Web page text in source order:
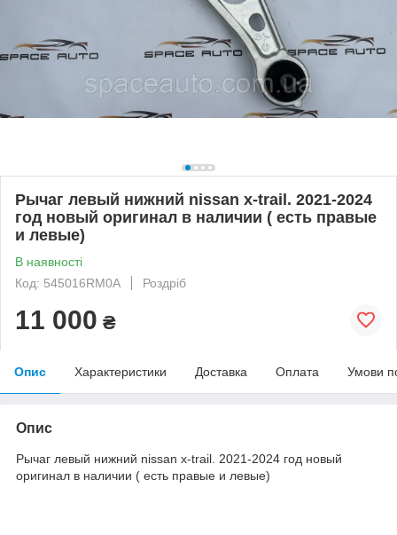
Рычаг левый нижний nissan x-trail. 2021-2024
год новый оригинал в наличии ( есть правые
и левые)
В наявності
Код: 545016RM0A
Роздріб
11 000 ₴
Опис Характеристики Доставка Оплата Умови
Опис
Рычаг левый нижний nissan x-trail. 2021-2024 год новый
оригинал в наличии ( есть правые и левые)